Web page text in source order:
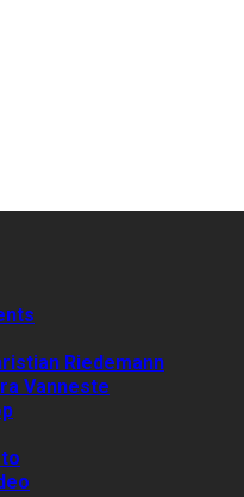
Riedemann
Vanneste